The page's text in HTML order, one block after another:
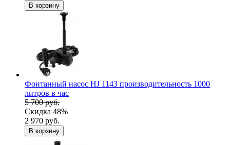
В корзину
Фонтанный насос HJ 1143 производительность 1000
литров в час
5 700 руб.
Скидка 48%
2 970 руб.
В корзину